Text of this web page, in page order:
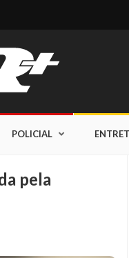
POLICIAL
pela